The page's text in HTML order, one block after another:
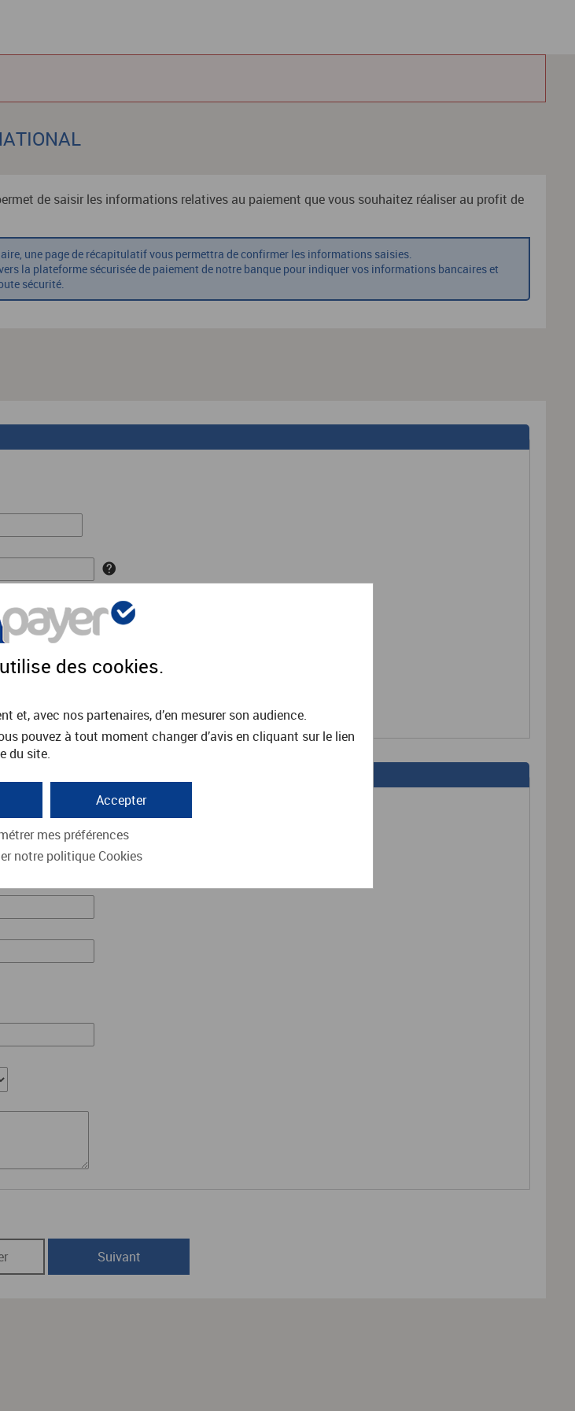
de saisir les informations relatives au paiement que vous souhaitez réaliser au profit de
une page de récapitulatif vous permettra de confirmer les informations saisies.
la plateforme sécurisée de paiement de notre banque pour indiquer vos informations bancaires et
sécurité.
Suivant
des cookies.
et, avec nos partenaires, d’en mesurer son audience.
pouvez à tout moment changer d’avis en cliquant sur le lien
du site.
Accepter
mes préférences
notre politique Cookies